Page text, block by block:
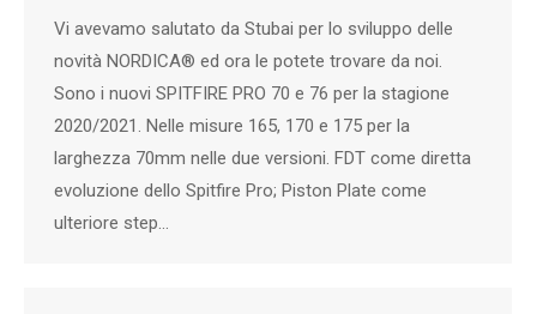
Vi avevamo salutato da Stubai per lo sviluppo delle
novità NORDICA® ed ora le potete trovare da noi.
Sono i nuovi SPITFIRE PRO 70 e 76 per la stagione
2020/2021. Nelle misure 165, 170 e 175 per la
larghezza 70mm nelle due versioni. FDT come diretta
evoluzione dello Spitfire Pro; Piston Plate come
ulteriore step…